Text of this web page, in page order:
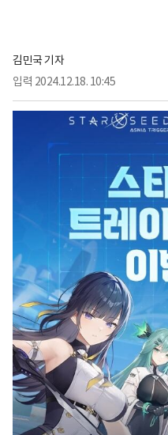
김민국 기자
입력 2024.12.18. 10:45